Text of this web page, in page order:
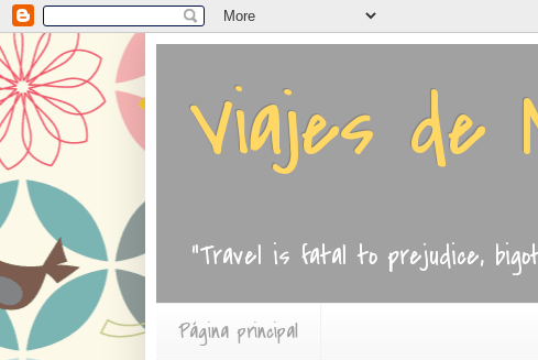
Viajes de
"Travel is fatal to prejudice,
Página principal